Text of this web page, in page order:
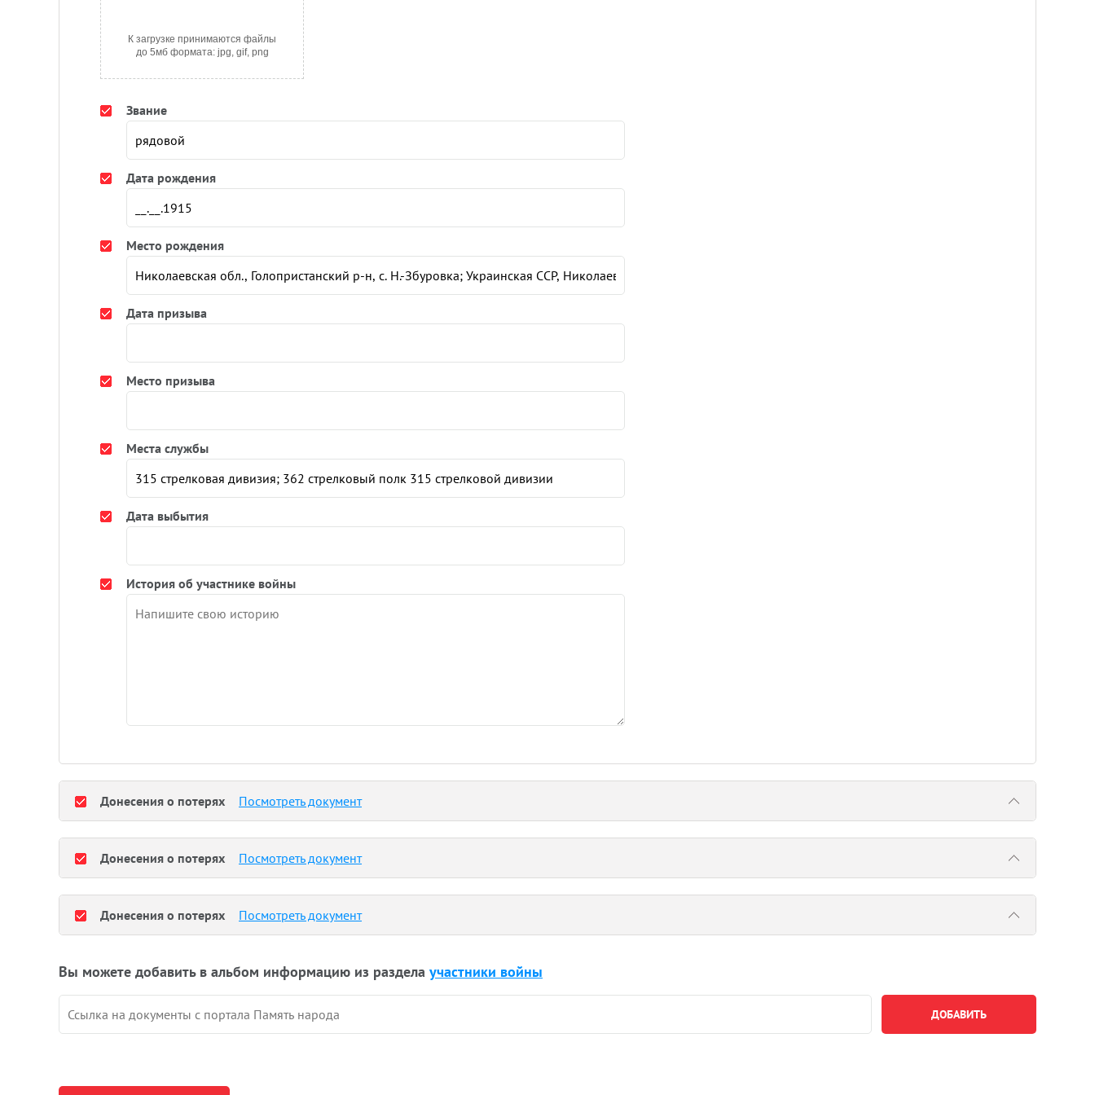
К загрузке принимаются файлы
до 5мб формата: jpg, gif, png
Звание
Дата рождения
Место рождения
Дата призыва
Место призыва
Места службы
Дата выбытия
История об участнике войны
Донесения о потерях Посмотреть документ
Донесения о потерях Посмотреть документ
Донесения о потерях Посмотреть документ
Вы можете добавить в альбом информацию из раздела участники войны